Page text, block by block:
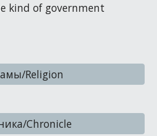
kind of government
Religion
Chronicle